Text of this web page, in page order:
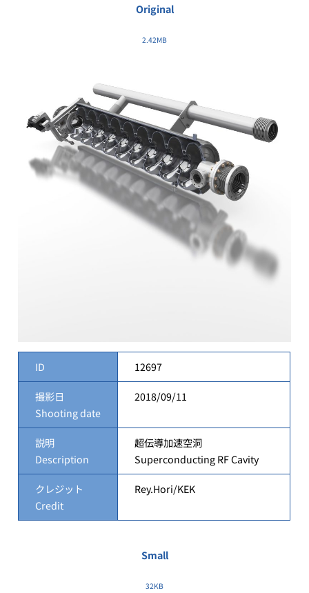
Original
2.42MB
ID 12697
撮影日
Shooting date
2018/09/11
説明
Description
超伝導加速空洞
Superconducting RF Cavity
クレジット
Credit
Rey.Hori/KEK
Small
32KB